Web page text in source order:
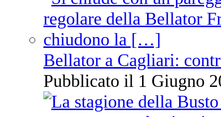
Bellator a Cagliari:
Pubblicato il 1 Giugno